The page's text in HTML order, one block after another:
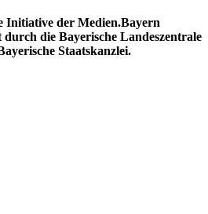
Initiative der Medien.Bayern
die Bayerische Landeszentrale
Staatskanzlei.